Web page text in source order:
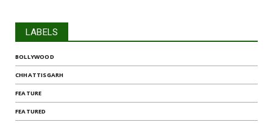
LABELS
BOLLYWOOD
CHHATTISGARH
FEATURE
FEATURED